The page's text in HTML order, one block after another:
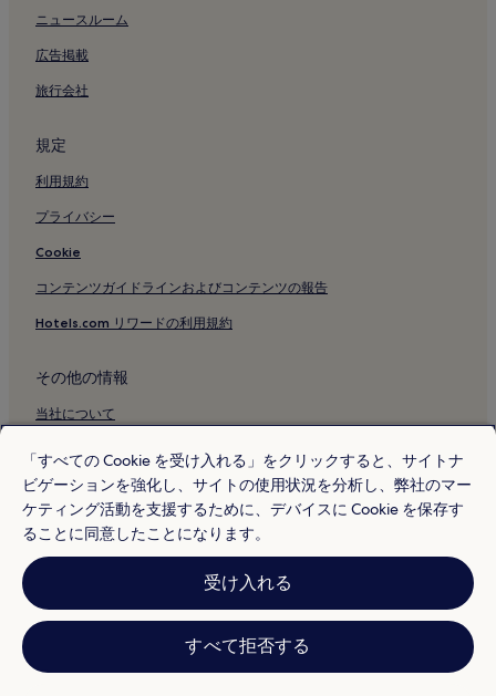
ニュースルーム
広告掲載
旅行会社
規定
利用規約
プライバシー
Cookie
コンテンツガイドラインおよびコンテンツの報告
Hotels.com リワードの利用規約
その他の情報
当社について
旅行ガイド
Hotels.com リワード
* 一部のホテルは、チェックイン日の 24 時間以上前までにキャンセルす
ることを条件としています。詳細はウェブサイトでご覧ください。
© 2026 Hotels.com, L.P., an Expedia Group company. All rights reserved.
Hotels.com および Hotels.com のロゴは、Hotels.com, L.P. の商標または
「すべての Cookie を受け入れる」をクリックすると、サイトナ
ビゲーションを強化し、サイトの使用状況を分析し、弊社のマー
ケティング活動を支援するために、デバイスに Cookie を保存す
ることに同意したことになります。
受け入れる
すべて拒否する